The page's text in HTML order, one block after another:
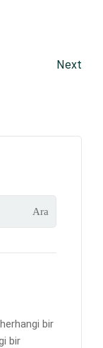
Next
bir
bir